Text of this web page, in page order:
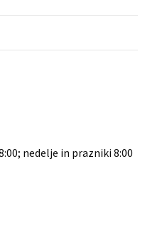
nedelje in prazniki 8:00